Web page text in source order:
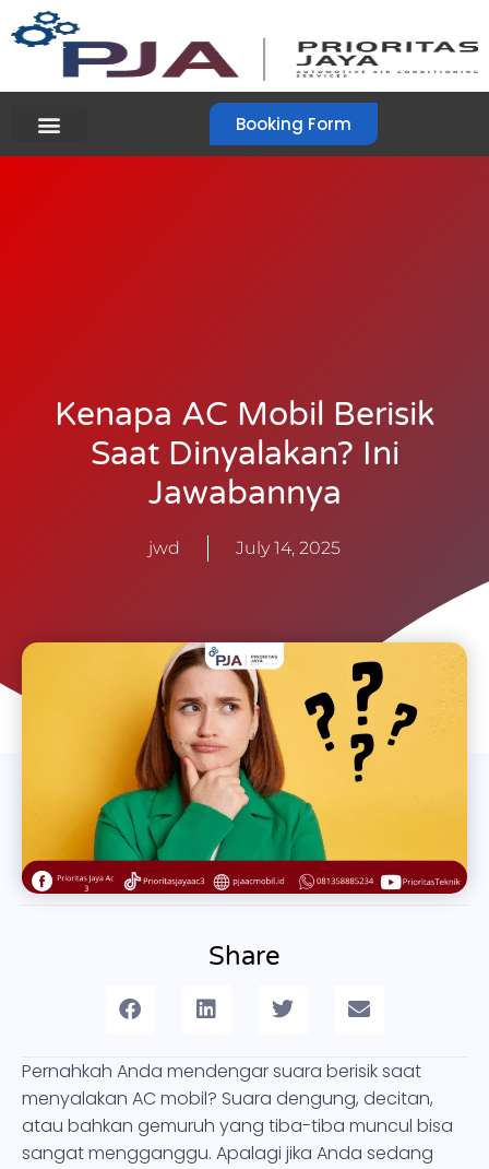
Booking Form
Kenapa AC Mobil Berisik
Saat Dinyalakan? Ini
Jawabannya
jwd July 14, 2025
Share
Pernahkah Anda mendengar suara berisik saat
menyalakan AC mobil? Suara dengung, decitan,
atau bahkan gemuruh yang tiba-tiba muncul bisa
sangat mengganggu. Apalagi jika Anda sedang